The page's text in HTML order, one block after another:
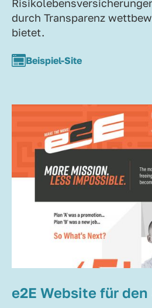
durch Transparenz
bietet.
Beispiel-Site
e2E Website für den